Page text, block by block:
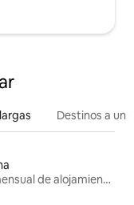
Destinos a un
Renta mensual de alojamientos